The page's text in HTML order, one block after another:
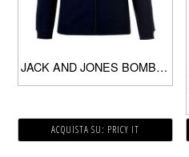
JACK AND JONES BOMBER UOMO NAVY
ACQUISTA SU: PRICY IT